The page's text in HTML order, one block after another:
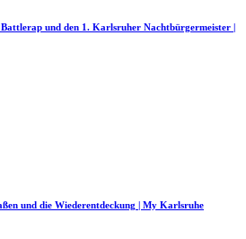
und den 1. Karlsruher Nachtbürgermeister |
und die Wiederentdeckung | My Karlsruhe